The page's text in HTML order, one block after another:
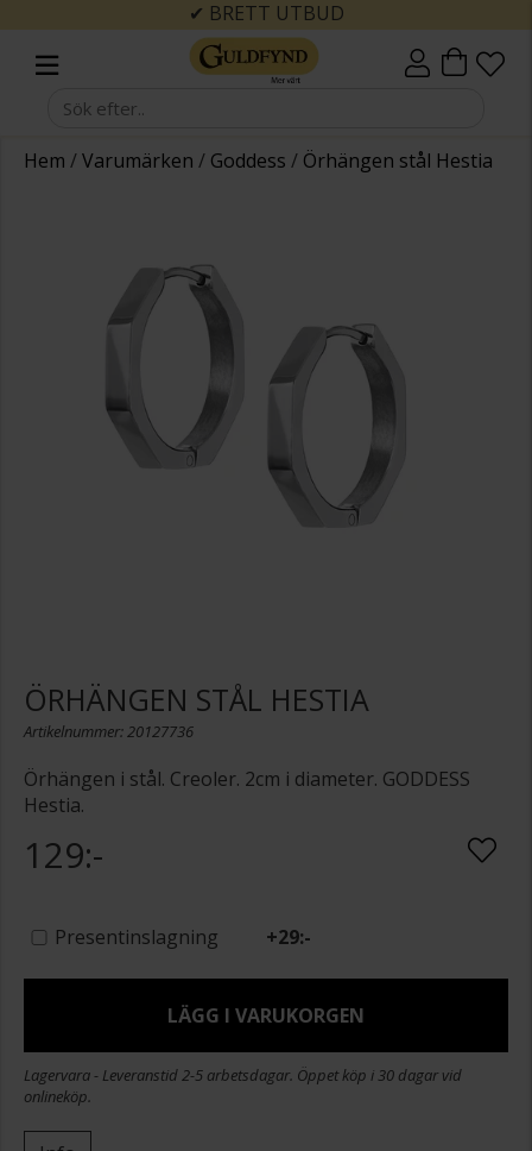
✔ BRETT UTBUD
Hem /Varumärken / Goddess / Örhängen stål Hestia
ÖRHÄNGEN STÅL HESTIA
Artikelnummer: 20127736
Örhängen i stål. Creoler. 2cm i diameter. GODDESS
Hestia.
129:-
Presentinslagning +29:-
LÄGG I VARUKORGEN
Lagervara - Leveranstid 2-5 arbetsdagar. Öppet köp i 30 dagar vid
onlineköp.